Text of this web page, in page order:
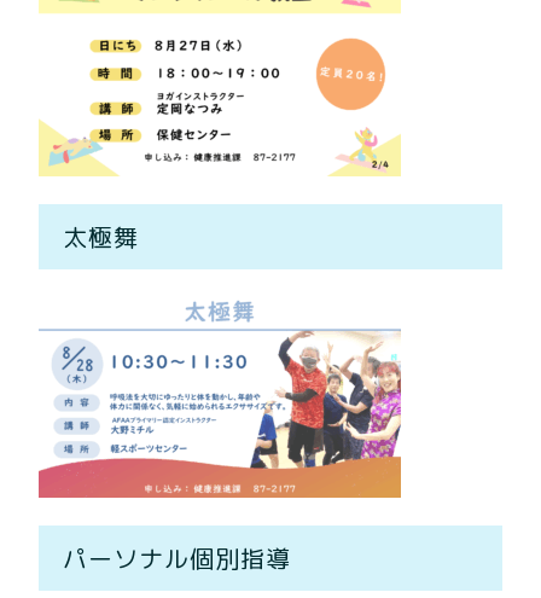
太極舞
パーソナル個別指導